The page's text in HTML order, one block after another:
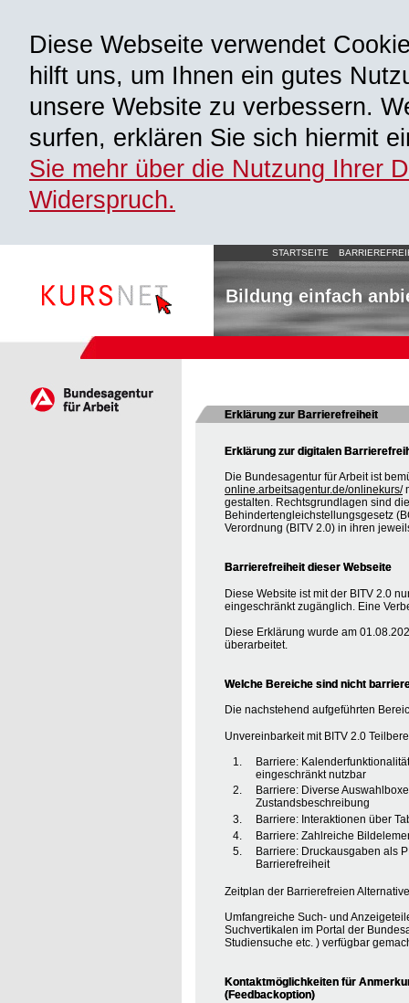
Diese Webseite verwendet
hilft uns, um Ihnen ein gutes
unsere Website zu verbessern.
surfen, erklären Sie sich hiermit
Sie mehr über die Nutzung Ihrer
Widerspruch.
STARTSEITE
Bildung einfach
Erklärung zur Barrierefreiheit
Erklärung zur digitalen
Die Bundesagentur für Arbeit ist
online.arbeitsagentur.de/onlinekurs/
gestalten. Rechtsgrundlagen sind
Behindertengleichstellungsgesetz
Verordnung (BITV 2.0) in ihren
Barrierefreiheit dieser Webseite
Diese Website ist mit der BITV 2.0
eingeschränkt zugänglich. Eine
Diese Erklärung wurde am
überarbeitet.
Welche Bereiche sind nicht
Die nachstehend aufgeführten
Unvereinbarkeit mit BITV 2.0
Barriere:
eingeschränkt nutzbar
Barriere: Diverse
Zustandsbeschreibung
Barriere: Interaktionen über
Barriere: Zahlreiche
Barriere: Druckausgaben als
Barrierefreiheit
Zeitplan der Barrierefreien
Umfangreiche Such- und
Suchvertikalen im Portal der
Studiensuche etc. ) verfügbar
Kontaktmöglichkeiten für
(Feedbackoption)